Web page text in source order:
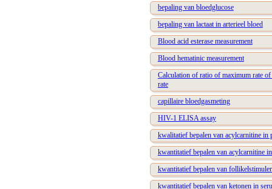
bepaling van bloedglucose
bepaling van lactaat in arterieel bloed
Blood acid esterase measurement
Blood hematinic measurement
Calculation of ratio of maximum rate
rate
capillaire bloedgasmeting
HIV-1 ELISA assay
kwalitatief bepalen van acylcarnitine in
kwantitatief bepalen van acylcarnitine
kwantitatief bepalen van
kwantitatief bepalen van ketonen in